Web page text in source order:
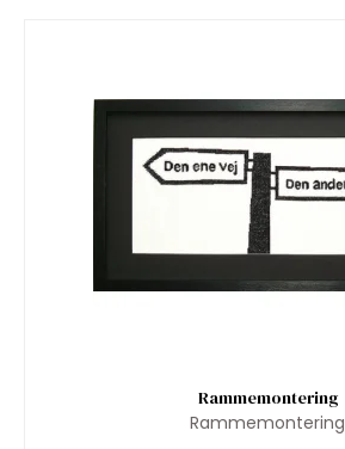
Rammemontering
Rammemontering